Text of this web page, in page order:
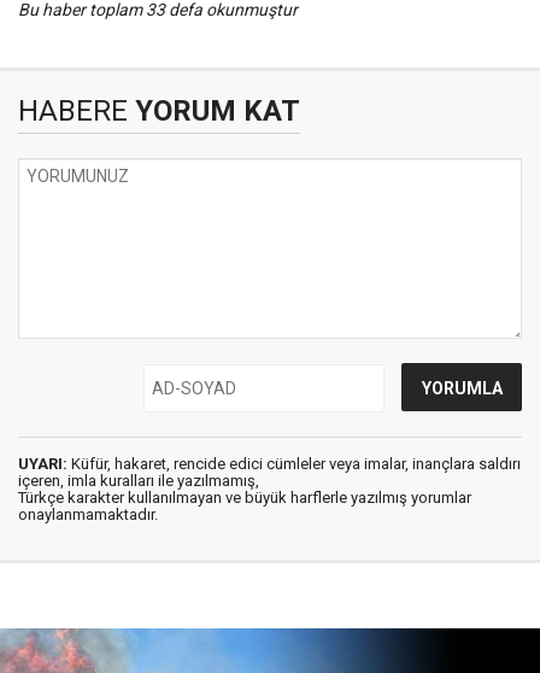
Bu haber toplam 33 defa okunmuştur
HABERE YORUM KAT
UYARI: Küfür, hakaret, rencide edici cümleler veya imalar, inançlara saldırı
içeren, imla kuralları ile yazılmamış,
Türkçe karakter kullanılmayan ve büyük harflerle yazılmış yorumlar
onaylanmamaktadır.